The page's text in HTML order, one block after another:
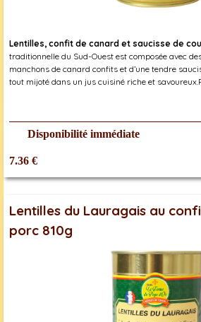
Lentilles, confit de canard et saucisse de
traditionnelle du Sud-Ouest est composée avec
manchons de canard confits et d’une tendre
tout mijoté dans un jus cuisiné riche et
Disponibilité immédiate
7.36 €
Lentilles du Lauragais au
porc 810g